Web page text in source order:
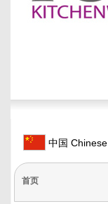
中国 Chinese
首页